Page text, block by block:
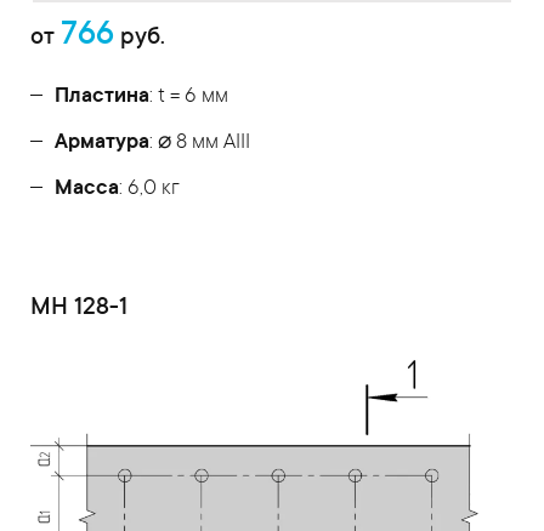
от 766 руб.
Пластина: t = 6 мм
Арматура: ⌀ 8 мм АIII
Масса: 6,0 кг
МН 128-1